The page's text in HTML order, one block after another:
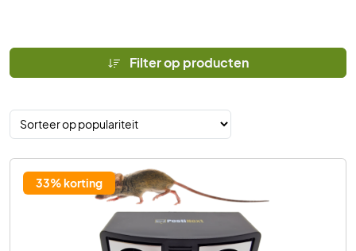
Filter op producten
33% korting